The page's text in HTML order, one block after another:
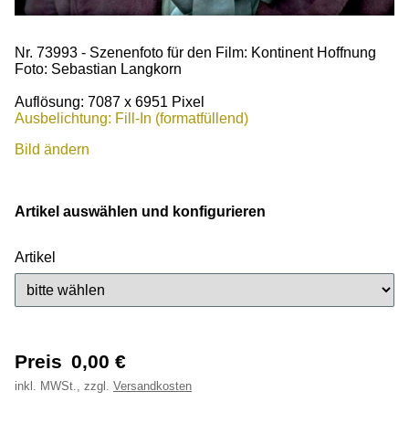
Nr. 73993 - Szenenfoto für den Film: Kontinent Hoffnung
Foto: Sebastian Langkorn
Auflösung: 7087 x 6951 Pixel
Ausbelichtung: Fill-In (formatfüllend)
Bild ändern
Artikel auswählen und konfigurieren
Artikel
Preis 0,00 €
inkl. MWSt., zzgl. Versandkosten